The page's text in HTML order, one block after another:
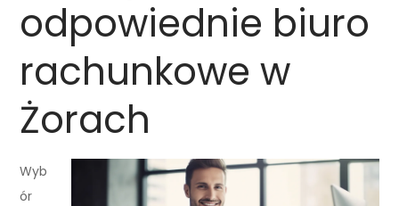
odpowiednie biuro
rachunkowe w
Żorach
Wyb
ór